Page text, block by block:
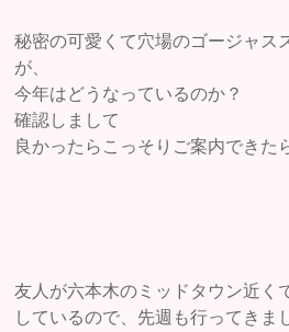
秘密の可愛くて穴場のゴージャス
が、
今年はどうなっているのか？
確認しまして
良かったらこっそりご案内できた
友人が六本木のミッドタウン近く
しているので、先週も行ってきま